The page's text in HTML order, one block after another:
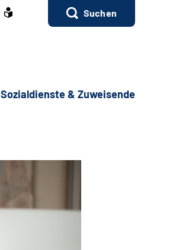
Suchen
Sozialdienste & Zuweisende